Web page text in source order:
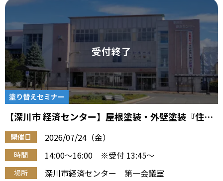
塗り替えセミナー
【深川市 経済センター】屋根塗装・外壁塗装『住宅
塗り替え勉強会』（7/24 午後）
開催日 2026/07/24（金）
時間 14:00～16:00 ※受付 13:45～
場所 深川市経済センター 第一会議室